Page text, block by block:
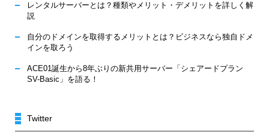
レンタルサーバーとは？種類やメリット・デメリットを詳しく解
説
自分のドメインを取得するメリットとは？ビジネスなら独自ドメ
インを取ろう
ACE01誕生から8年ぶりの新共用サーバー「シェアードプラン
SV-Basic」を語る！
Twitter